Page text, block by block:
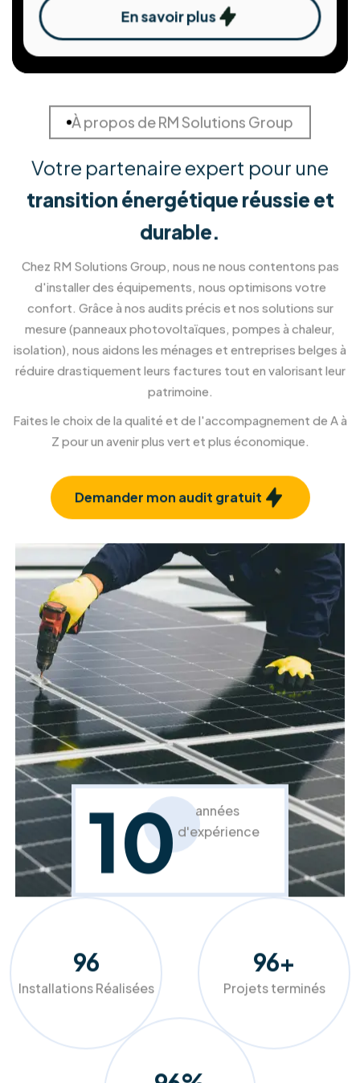
Solution de stockage d'ènergie
Stockez votre énergie pour une autonomie
Installation de Pergola et
Créez un nouvel espace de vie ouvert sur
l'extérieur.
En savoir plus
Confort et esthétique, à l'intérieur comme à
l'extérieur.
Rénovation et isolation toiture
Protégez votre habitat et améliorez votre
confort.
En savoir plus
À propos de RM Solutions Group
Votre partenaire expert pour une
transition énergétique réussie et
durable.
Chez RM Solutions Group, nous ne nous contentons pas
d'installer des équipements, nous optimisons votre
confort. Grâce à nos audits précis et nos solutions sur
mesure (panneaux photovoltaïques, pompes à chaleur,
isolation), nous aidons les ménages et entreprises belges à